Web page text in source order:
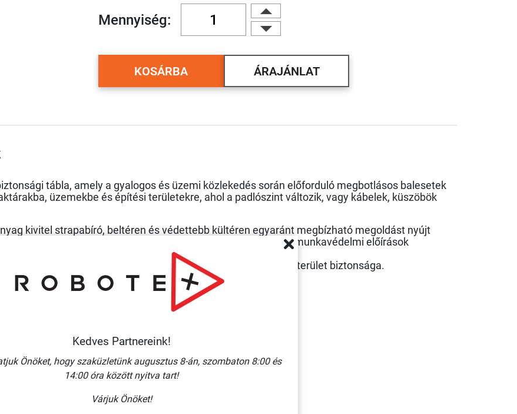
Mennyiség:
KOSÁRBA ÁRAJÁNLAT
tábla, amely a gyalogos és üzemi közlekedés során előforduló megbotlásos balesetek
üzemekbe és építési területekre, ahol a padlószint változik, vagy kábelek, küszöbök
kivitel strapabíró, beltéren és védettebb kültéren egyaránt megbízható megoldást nyújt
és felirat segíti a veszély gyors felismerését, támogatva a munkavédelmi előírások
könnyen felszerelhető, így pillanatok alatt növelhető a munkaterület biztonsága.
választékban szaküzletünkben azonnal
Több
Kedves Partnereink!
Önöket, hogy szaküzletünk augusztus 8-án, szombaton 8:00 és
14:00 óra között nyitva tart!
Várjuk Önöket!